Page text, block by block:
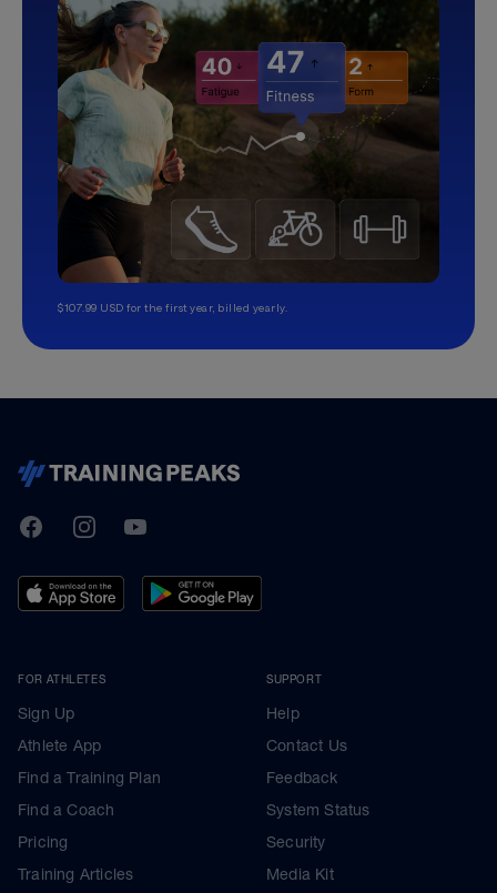
$107.99 USD for the first year, billed yearly.
TrainingPeaks
FacebookInstagramYoutube
FOR ATHLETES
Sign Up
Athlete App
Find a Training Plan
Find a Coach
Pricing
Training Articles
SUPPORT
Help
Contact Us
Feedback
System Status
Security
Media Kit